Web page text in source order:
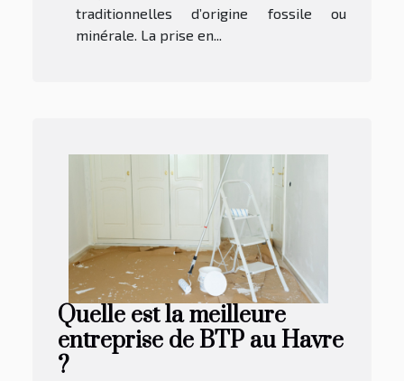
traditionnelles d’origine fossile ou
minérale. La prise en...
Quelle est la meilleure
entreprise de BTP au Havre
?